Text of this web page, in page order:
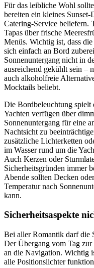
Für das leibliche Wohl
bereiten ein kleines
Catering-Service beliefern.
Tapas über frische
Menüs. Wichtig ist, dass
sich einfach an Bord
Sonnenuntergang nicht in
ausreichend gekühlt sein –
auch alkoholfreie
Mocktails beliebt.
Die Bordbeleuchtung
Yachten verfügen über
Sonnenuntergang für eine
Nachtsicht zu
zusätzliche Lichterketten
im Wasser rund um die
Auch Kerzen oder
Sicherheitsgründen immer
Abende sollten Decken
Temperatur nach
kann.
Sicherheitsaspekte
Bei aller Romantik darf die
Der Übergang vom Tag
an die Navigation. Wichtig
alle Positionslichter